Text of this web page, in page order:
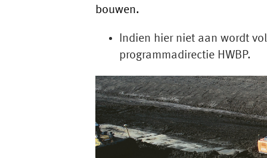
bouwen.
Indien hier niet aan wordt
programmadirectie HWBP.